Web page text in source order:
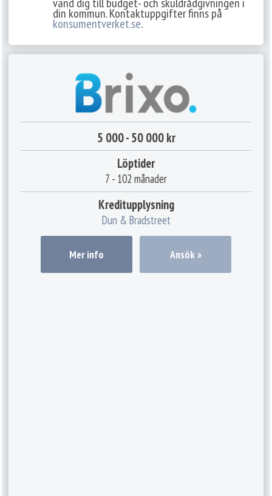
din kommun. Kontaktuppgifter finns på
konsumentverket.se.
5 000 - 50 000 kr
Löptider
7 - 102 månader
Kreditupplysning
Dun & Bradstreet
Mer info Ansök »